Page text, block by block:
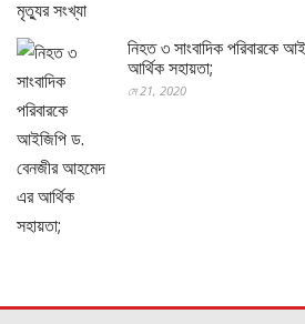
নিহত ৩ সাংবাদিক পরিবারকে
আর্থিক সহায়তা;
মে 21, 2020